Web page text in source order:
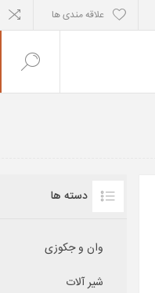
علاقه مندی ها
دسته ها
وان و جکوزی
شیر آلات